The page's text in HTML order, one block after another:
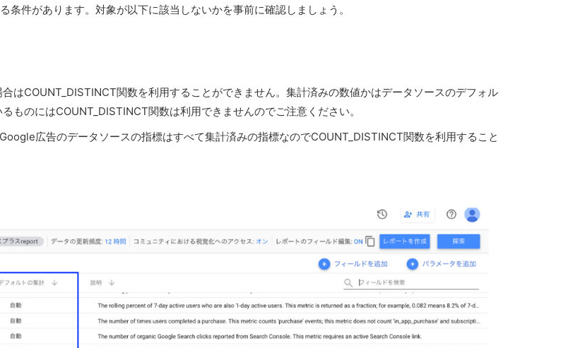
件があります。対象が以下に該当しないかを事前に確認しましょう。
はCOUNT_DISTINCT関数を利用することができません。集計済みの数値かはデータソースのデフォル
ものにはCOUNT_DISTINCT関数は利用できませんのでご注意ください。
広告のデータソースの指標はすべて集計済みの指標なのでCOUNT_DISTINCT関数を利用すること